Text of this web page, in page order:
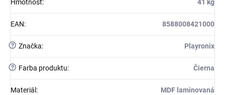
Hmotnosť: 41 kg
EAN: 8588008421000
? Značka: Playronix
? Farba produktu: Čierna
Materiál : MDF laminovaná